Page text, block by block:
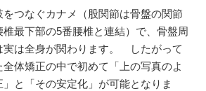
つなぐカナメ（股関節は骨盤の関節
最下部の5番腰椎と連結）で、骨盤周
実は全身が関わります。 したがって
体矯正の中で初めて「上の写真のよ
と「その安定化」が可能となりま